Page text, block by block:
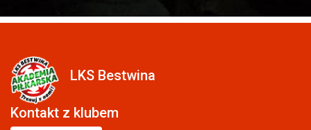
LKS Bestwina
Kontakt z klubem